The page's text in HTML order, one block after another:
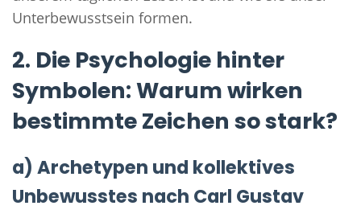
Unterbewusstsein formen.
2. Die Psychologie hinter
Symbolen: Warum wirken
bestimmte Zeichen so stark?
a) Archetypen und kollektives
Unbewusstes nach Carl Gustav